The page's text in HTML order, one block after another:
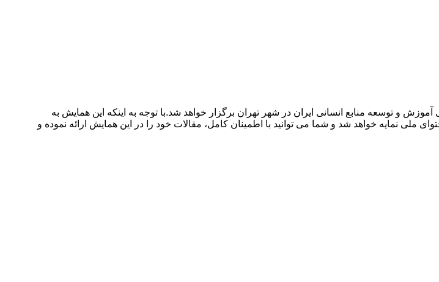
منابع انسانی در تاریخ ۱۶ مهر ۱۴۰۳ توسط ،انجمن علمی آموزش و توسعه منابع انسانی ایران در شهر تهران برگزار خواهد شد.با توجه به اینکه این همایش به
ملی نمایه خواهد شد و شما می توانید با اطمینان کامل، مقالات خود را در این همایش ارائه نموده و